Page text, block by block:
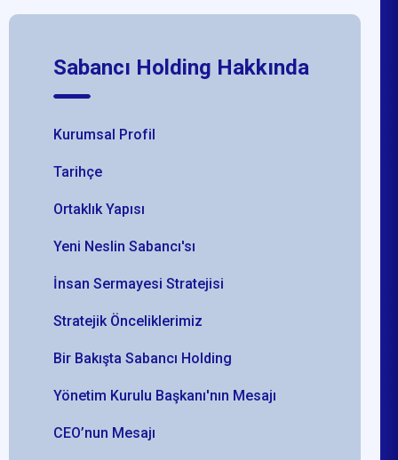
Sabancı Holding Hakkında
Kurumsal Profil
Tarihçe
Ortaklık Yapısı
Yeni Neslin Sabancı'sı
İnsan Sermayesi Stratejisi
Stratejik Önceliklerimiz
Bir Bakışta Sabancı Holding
Yönetim Kurulu Başkanı'nın Mesajı
CEO’nun Mesajı